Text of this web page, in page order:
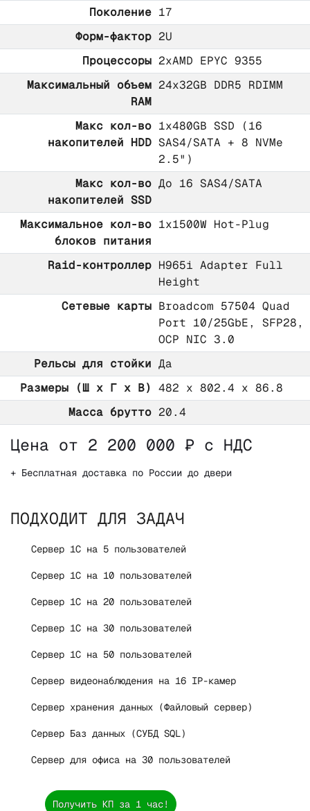
Поколение 17
Форм-фактор 2U
Процессоры 2xAMD EPYC 9355
Максимальный объем
RAM
24x32GB DDR5 RDIMM
Макс кол-во
накопителей HDD
1x480GB SSD (16
SAS4/SATA + 8 NVMe
2.5")
Макс кол-во
накопителей SSD
До 16 SAS4/SATA
Максимальное кол-во
блоков питания
1x1500W Hot-Plug
Raid-контроллер H965i Adapter Full
Height
Сетевые карты Broadcom 57504 Quad
Port 10/25GbE, SFP28,
OCP NIC 3.0
Рельсы для стойки Да
Размеры (Ш х Г х В) 482 x 802.4 x 86.8
Масса брутто 20.4
Цена от 2 200 000 ₽ с НДС
+ Бесплатная доставка по России до двери
ПОДХОДИТ ДЛЯ ЗАДАЧ
Сервер 1С на 5 пользователей
Сервер 1С на 10 пользователей
Сервер 1С на 20 пользователей
Сервер 1С на 30 пользователей
Сервер 1С на 50 пользователей
Сервер видеонаблюдения на 16 IP-камер
Сервер хранения данных (Файловый сервер)
Сервер Баз данных (СУБД SQL)
Сервер для офиса на 30 пользователей
Получить КП за 1 час!